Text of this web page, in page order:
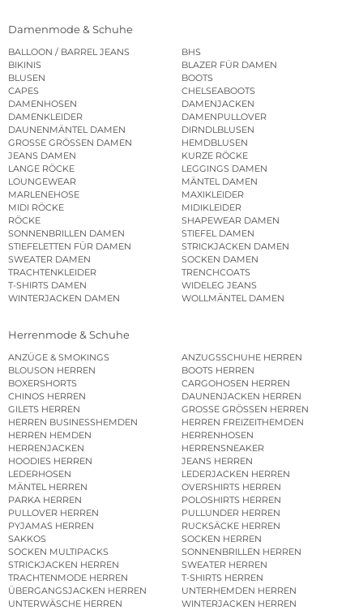
Damenmode & Schuhe
BALLOON / BARREL JEANS
BHS
BIKINIS
BLAZER FÜR DAMEN
BLUSEN
BOOTS
CAPES
CHELSEABOOTS
DAMENHOSEN
DAMENJACKEN
DAMENKLEIDER
DAMENPULLOVER
DAUNENMÄNTEL DAMEN
DIRNDLBLUSEN
GROSSE GRÖSSEN DAMEN
HEMDBLUSEN
JEANS DAMEN
KURZE RÖCKE
LANGE RÖCKE
LEGGINGS DAMEN
LOUNGEWEAR
MÄNTEL DAMEN
MARLENEHOSE
MAXIKLEIDER
MIDI RÖCKE
MIDIKLEIDER
RÖCKE
SHAPEWEAR DAMEN
SONNENBRILLEN DAMEN
STIEFEL DAMEN
STIEFELETTEN FÜR DAMEN
STRICKJACKEN DAMEN
SWEATER DAMEN
SOCKEN DAMEN
TRACHTENKLEIDER
TRENCHCOATS
T-SHIRTS DAMEN
WIDELEG JEANS
WINTERJACKEN DAMEN
WOLLMÄNTEL DAMEN
Herrenmode & Schuhe
ANZÜGE & SMOKINGS
ANZUGSSCHUHE HERREN
BLOUSON HERREN
BOOTS HERREN
BOXERSHORTS
CARGOHOSEN HERREN
CHINOS HERREN
DAUNENJACKEN HERREN
GILETS HERREN
GROSSE GRÖSSEN HERREN
HERREN BUSINESSHEMDEN
HERREN FREIZEITHEMDEN
HERREN HEMDEN
HERRENHOSEN
HERRENJACKEN
HERRENSNEAKER
HOODIES HERREN
JEANS HERREN
LEDERHOSEN
LEDERJACKEN HERREN
MÄNTEL HERREN
OVERSHIRTS HERREN
PARKA HERREN
POLOSHIRTS HERREN
PULLOVER HERREN
PULLUNDER HERREN
PYJAMAS HERREN
RUCKSÄCKE HERREN
SAKKOS
SOCKEN HERREN
SOCKEN MULTIPACKS
SONNENBRILLEN HERREN
STRICKJACKEN HERREN
SWEATER HERREN
TRACHTENMODE HERREN
T-SHIRTS HERREN
ÜBERGANGSJACKEN HERREN
UNTERHEMDEN HERREN
UNTERWÄSCHE HERREN
WINTERJACKEN HERREN